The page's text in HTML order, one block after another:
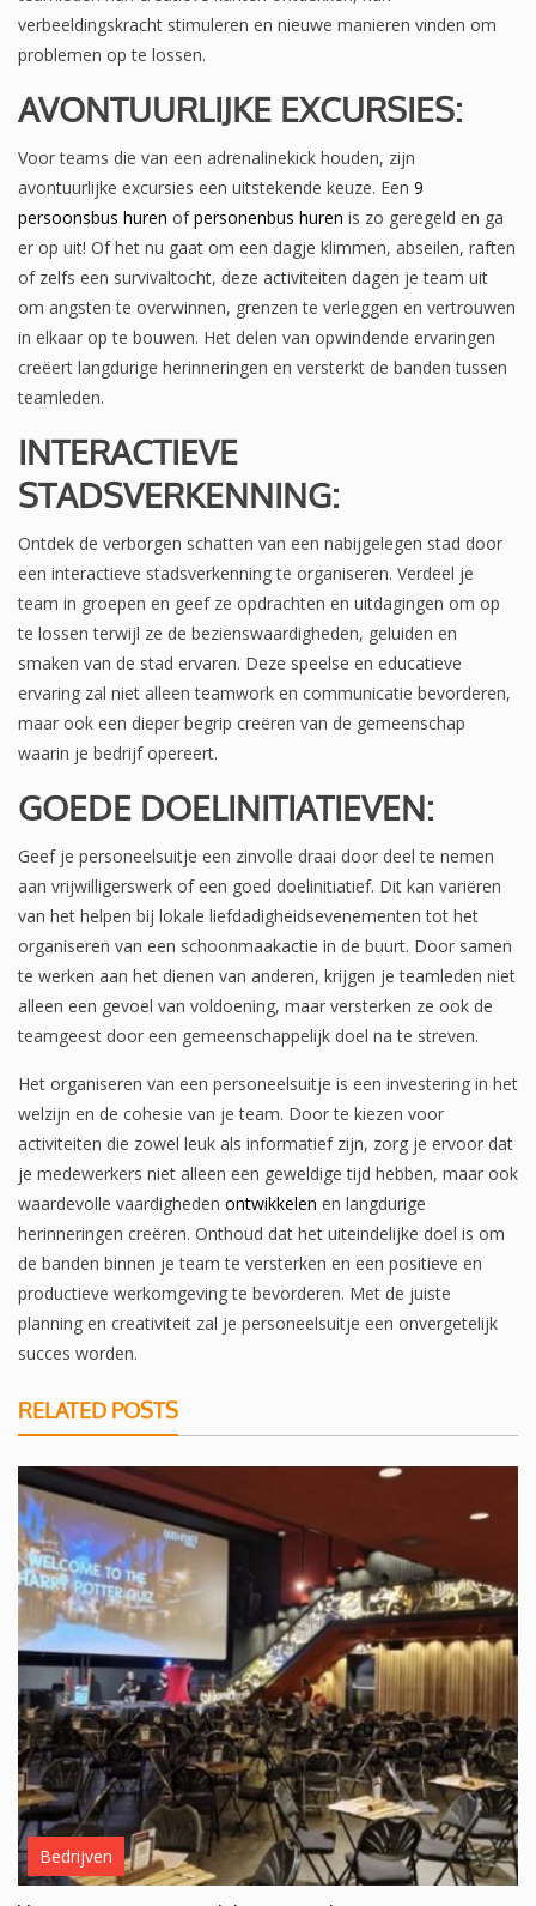
verbeeldingskracht stimuleren en nieuwe manieren vinden om
problemen op te lossen.
AVONTUURLIJKE EXCURSIES:
Voor teams die van een adrenalinekick houden, zijn
avontuurlijke excursies een uitstekende keuze. Een 9
persoonsbus huren ofpersonenbus huren is zo geregeld en ga
er op uit! Of het nu gaat om een dagje klimmen, abseilen, raften
of zelfs een survivaltocht, deze activiteiten dagen je team uit
om angsten te overwinnen, grenzen te verleggen en vertrouwen
in elkaar op te bouwen. Het delen van opwindende ervaringen
creëert langdurige herinneringen en versterkt de banden tussen
teamleden.
INTERACTIEVE
STADSVERKENNING:
Ontdek de verborgen schatten van een nabijgelegen stad door
een interactieve stadsverkenning te organiseren. Verdeel je
team in groepen en geef ze opdrachten en uitdagingen om op
te lossen terwijl ze de bezienswaardigheden, geluiden en
smaken van de stad ervaren. Deze speelse en educatieve
ervaring zal niet alleen teamwork en communicatie bevorderen,
maar ook een dieper begrip creëren van de gemeenschap
waarin je bedrijf opereert.
GOEDE DOELINITIATIEVEN:
Geef je personeelsuitje een zinvolle draai door deel te nemen
aan vrijwilligerswerk of een goed doelinitiatief. Dit kan variëren
van het helpen bij lokale liefdadigheidsevenementen tot het
organiseren van een schoonmaakactie in de buurt. Door samen
te werken aan het dienen van anderen, krijgen je teamleden niet
alleen een gevoel van voldoening, maar versterken ze ook de
teamgeest door een gemeenschappelijk doel na te streven.
Het organiseren van een personeelsuitje is een investering in het
welzijn en de cohesie van je team. Door te kiezen voor
activiteiten die zowel leuk als informatief zijn, zorg je ervoor dat
je medewerkers niet alleen een geweldige tijd hebben, maar ook
waardevolle vaardigheden ontwikkelen en langdurige
herinneringen creëren. Onthoud dat het uiteindelijke doel is om
de banden binnen je team te versterken en een positieve en
productieve werkomgeving te bevorderen. Met de juiste
planning en creativiteit zal je personeelsuitje een onvergetelijk
succes worden.
RELATED POSTS
Bedrijven